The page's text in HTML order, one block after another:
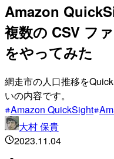
Amazon
複数の CSV フ
をやってみた
網走市の人口推移を
いの内容です。
Amazon QuickSight
大村 保貴
2023.11.04